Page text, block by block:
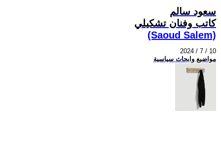
سعود سالم
كاتب وفنان تشكيلي
(Saoud Salem)
2024 / 7 / 10
مواضيع وابحاث سياسية